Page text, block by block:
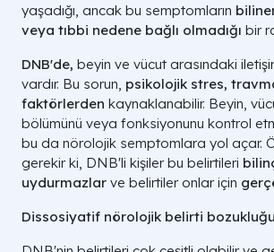
yaşadığı, ancak bu semptomların
veya tıbbi nedene bağlı olmadığı bir
DNB'de, beyin ve vücut arasındaki
vardır. Bu sorun, psikolojik stres,
faktörlerden kaynaklanabilir. Beyin,
bölümünü veya fonksiyonunu kontrol
bu da nörolojik semptomlara yol açar.
gerekir ki, DNB'li kişiler bu belirtileri
uydurmazlar ve belirtiler onlar için
Dissosiyatif nörolojik belirti